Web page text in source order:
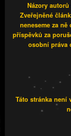
Názory
Zveřejněné
neneseme za
příspěvků za
osobní práva
Táto stránka není